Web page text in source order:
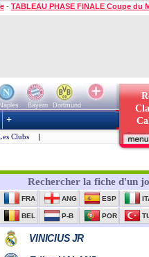
- TABLEAU PHASE FINALE Coupe du
Naples Bayern
Dortmund
+
Clubs |